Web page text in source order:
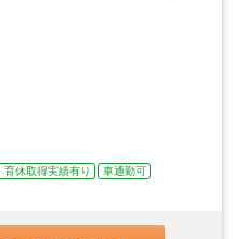
育休取得実績有り
車通勤可